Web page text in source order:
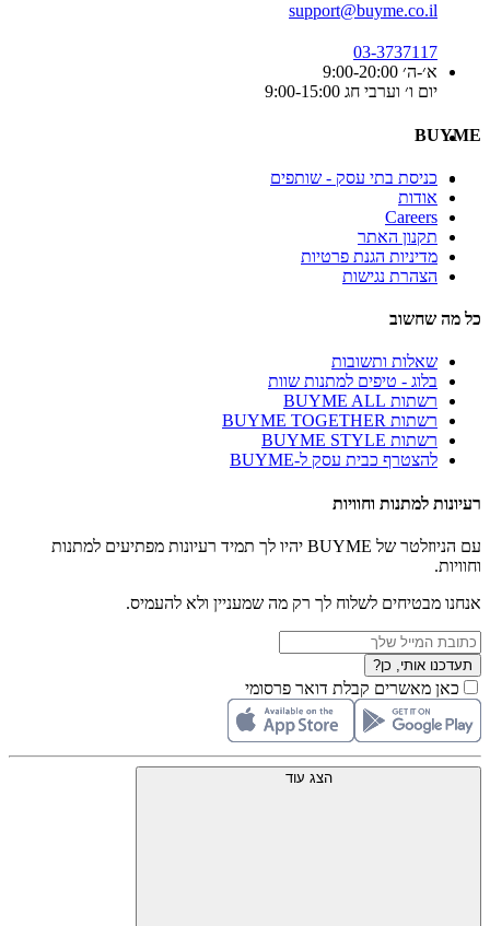
support@buyme.co.il
03-3737117
א׳-ה׳ 9:00-20:00
יום ו׳ וערבי חג 9:00-15:00
BUYME
כניסת בתי עסק - שותפים
אודות
Careers
תקנון האתר
מדיניות הגנת פרטיות
הצהרת נגישות
כל מה שחשוב
שאלות ותשובות
בלוג - טיפים למתנות שוות
רשתות BUYME ALL
רשתות BUYME TOGETHER
רשתות BUYME STYLE
להצטרף כבית עסק ל-BUYME
רעיונות למתנות וחוויות
עם הניוזלטר של BUYME יהיו לך תמיד רעיונות מפתיעים למתנות
וחוויות.
אנחנו מבטיחים לשלוח לך רק מה שמעניין ולא להעמיס.
תעדכנו אותי, כן?
כאן מאשרים קבלת דואר פרסומי
הצג עוד